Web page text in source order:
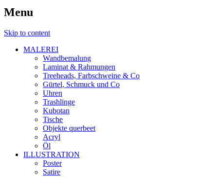
Menu
Skip to content
MALEREI
Wandbemalung
Laminat & Rahmungen
Treeheads, Farbschweine & Co
Gürtel, Schmuck und Co
Uhren
Trashlinge
Kubotan
Tische
Objekte querbeet
Acryl
Öl
ILLUSTRATION
Poster
Satire